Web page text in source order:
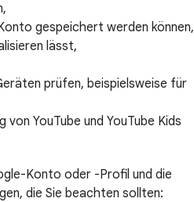
gespeichert werden können,
lässt,
prüfen, beispielsweise für
YouTube und YouTube Kids
Konto oder -Profil und die
die Sie beachten sollten: